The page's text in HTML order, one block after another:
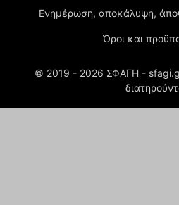
Ενημέρωση, αποκάλυψη,
Όροι και
© 2019 - 2026 ΣΦΑΓΗ -